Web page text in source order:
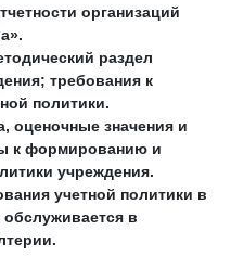
организаций
раздел
требования к
политики.
оценочные значения и
к формированию и
учреждения.
учетной политики в
в